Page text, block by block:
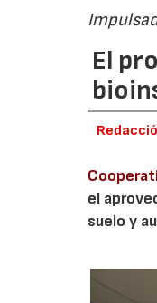
El
el
suelo y